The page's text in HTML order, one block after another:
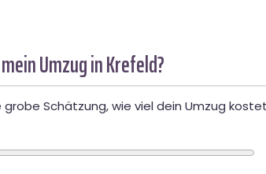
Umzug in Krefeld?
Schätzung, wie viel dein Umzug